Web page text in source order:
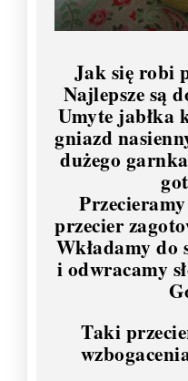
Jak się robi
Najlepsze są
Umyte jabłka
gniazd
dużego
przecier
Wkładamy do
i odwracamy
Taki